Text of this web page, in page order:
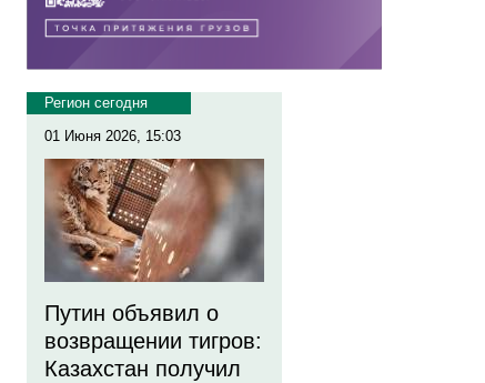
Регион сегодня
01 Июня 2026, 15:03
Путин объявил о
возвращении тигров:
Казахстан получил